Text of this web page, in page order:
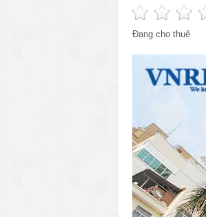
Đang cho thuê
văn phòng cho
văn phòng quận 1